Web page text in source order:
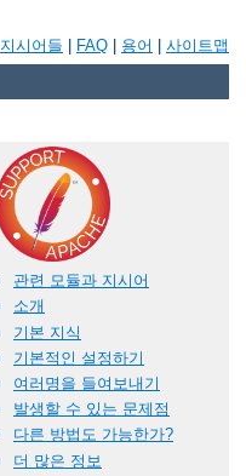
지시어들 FAQ 용어 사이트맵
관련 모듈과 지시어
소개
기본 지식
기본적인 설정하기
여러명을 들여보내기
발생할 수 있는 문제점
다른 방법도 가능한가?
더 많은 정보